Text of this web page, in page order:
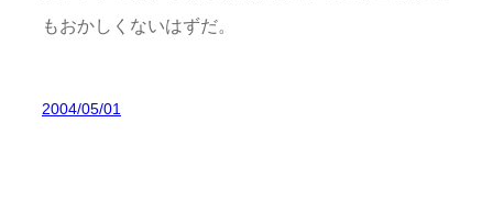
もおかしくないはずだ。
2004/05/01